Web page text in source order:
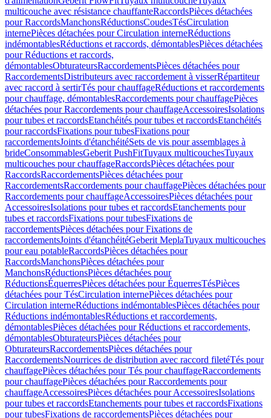
multicouche avec résistance chauffanteRaccordsPièces détachées
pour RaccordsManchonsRéductionsCoudesTésCirculation
internePièces détachées pour Circulation interneRéductions
indémontablesRéductions et raccords, démontablesPièces détachées
pour Réductions et raccords,
démontablesObturateursRaccordementsPièces détachées pour
RaccordementsDistributeurs avec raccordement à visserRépartiteur
avec raccord à sertirTés pour chauffageRéductions et raccordements
pour chauffage, démontablesRaccordements pour chauffagePièces
détachées pour Raccordements pour chauffageAccessoiresIsolations
pour tubes et raccordsEtanchéités pour tubes et raccordsEtanchéités
pour raccordsFixations pour tubesFixations pour
raccordementsJoints d'étanchéitéSets de vis pour assemblages à
brideConsommablesGeberit PushFitTuyaux multicouchesTuyaux
multicouches pour chauffageRaccordsPièces détachées pour
RaccordsRaccordementsPièces détachées pour
RaccordementsRaccordements pour chauffagePièces détachées pour
Raccordements pour chauffageAccessoiresPièces détachées pour
AccessoiresIsolations pour tubes et raccordsEtanchements pour
tubes et raccordsFixations pour tubesFixations de
raccordementsPièces détachées pour Fixations de
raccordementsJoints d'étanchéitéGeberit MeplaTuyaux multicouches
pour eau potableRaccordsPièces détachées pour
RaccordsManchonsPièces détachées pour
ManchonsRéductionsPièces détachées pour
RéductionsÉquerresPièces détachées pour ÉquerresTésPièces
détachées pour TésCirculation internePièces détachées pour
Circulation interneRéductions indémontablesPièces détachées pour
Réductions indémontablesRéductions et raccordements,
démontablesPièces détachées pour Réductions et raccordements,
démontablesObturateursPièces détachées pour
ObturateursRaccordementsPièces détachées pour
RaccordementsNourrices de distribution avec raccord filetéTés pour
chauffagePièces détachées pour Tés pour chauffageRaccordements
pour chauffagePièces détachées pour Raccordements pour
chauffageAccessoiresPièces détachées pour AccessoiresIsolations
pour tubes et raccordsEtanchements pour tubes et raccordsFixations
pour tubesFixations de raccordementsPièces détachées pour